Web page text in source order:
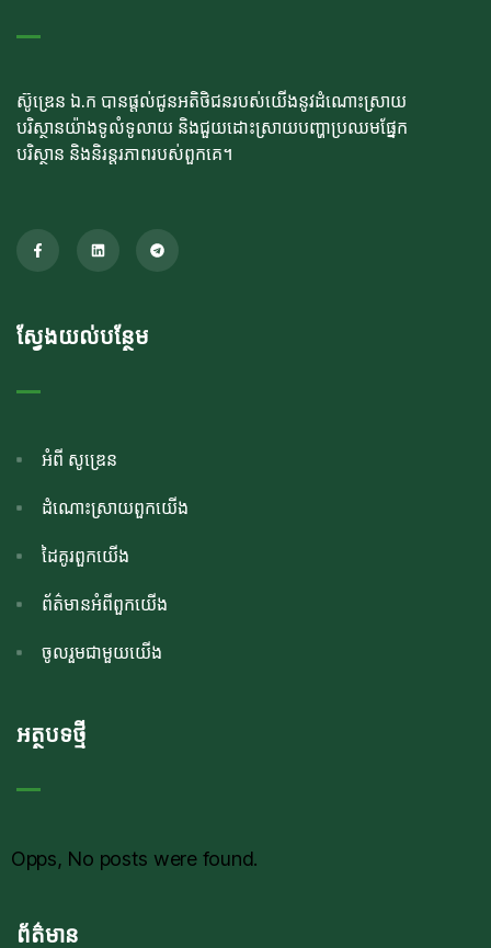
ស៊ូឌ្រេន ឯ.ក បានផ្តល់ជូនអតិថិជនរបស់យើងនូវដំណោះស្រាយ
បរិស្ថានយ៉ាងទូលំទូលាយ និងជួយដោះស្រាយបញ្ហាប្រឈមផ្នែក
បរិស្ថាន និងនិរន្តរភាពរបស់ពួកគេ។
ស្វែងយល់បន្ថែម
អំពី សូឌ្រេន
ដំណោះស្រាយពួកយើង
ដៃគូរពួកយើង
ព័ត៌មានអំពីពួកយើង
ចូលរួមជាមួយយើង
អត្ថបទថ្មី
Opps, No posts were found.
ព័ត៌មាន